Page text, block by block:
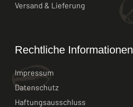
Versand & Lieferung
Rechtliche Informationen
Impressum
Datenschutz
Haftungsausschluss